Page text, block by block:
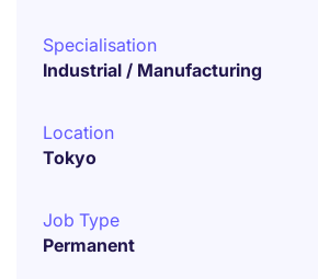
Specialisation
Industrial / Manufacturing
Location
Tokyo
Job Type
Permanent